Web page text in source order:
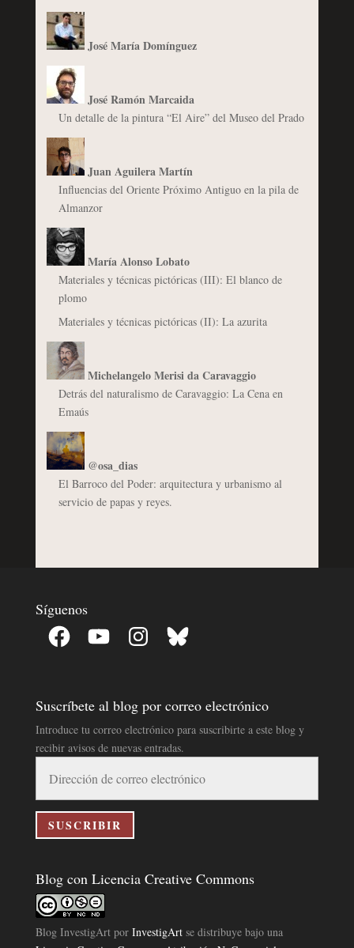
José María Domínguez
José Ramón Marcaida
Un detalle de la pintura “El Aire” del Museo del Prado
Juan Aguilera Martín
Influencias del Oriente Próximo Antiguo en la pila de
Almanzor
María Alonso Lobato
Materiales y técnicas pictóricas (III): El blanco de
plomo
Materiales y técnicas pictóricas (II): La azurita
Michelangelo Merisi da Caravaggio
Detrás del naturalismo de Caravaggio: La Cena en
Emaús
@osa_dias
El Barroco del Poder: arquitectura y urbanismo al
servicio de papas y reyes.
Síguenos
Facebook YouTube InstagramBluesky
Suscríbete al blog por correo electrónico
Introduce tu correo electrónico para suscribirte a este blog y
recibir avisos de nuevas entradas.
correo
electrónico
SUSCRIBIR
Blog con Licencia Creative Commons
Blog InvestigArtpor InvestigArtse distribuye bajo una